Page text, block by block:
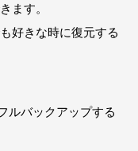
ます。
好きな時に復元する
ルバックアップする